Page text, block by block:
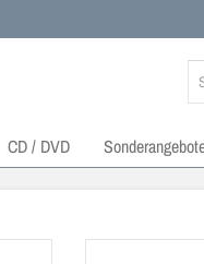
CD / DVD